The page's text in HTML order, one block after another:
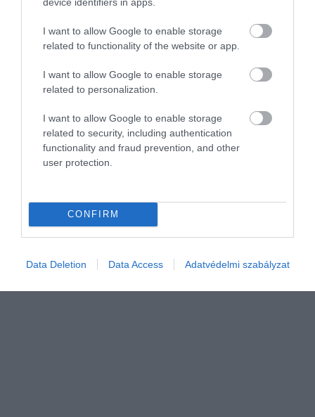
I want to allow Google to enable storage
related to functionality of the website or app.
I want to allow Google to enable storage
related to personalization.
I want to allow Google to enable storage
related to security, including authentication
functionality and fraud prevention, and other
user protection.
CONFIRM
Data Deletion Data Access Adatvédelmi szabályzat
PÉNZÜGYEK
Ezért viselik meg jobban a nőket a váratlan
Egy hirtelen bekrepált telefon, egy előre nem látott orvosi költség